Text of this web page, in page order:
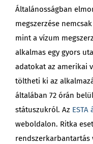
Általánosságban
megszerzése
mint a vízum
alkalmas egy gyors
adatokat az amerikai
töltheti ki az
általában 72 órán
státuszukról. Az
weboldalon. Ritka
rendszerkarbantartás